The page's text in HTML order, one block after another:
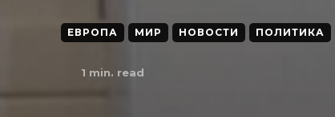
ЕВРОПА МИР НОВОСТИ ПОЛИТИКА
1 min. read